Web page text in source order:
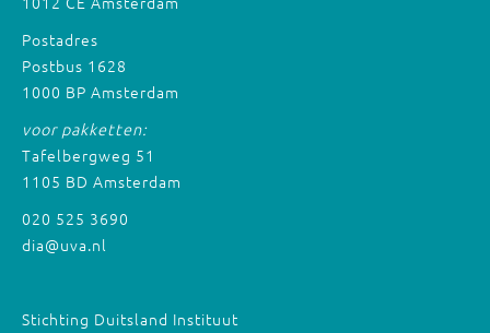
Postadres
Postbus 1628
1000 BP Amsterdam
voor pakketten:
Tafelbergweg 51
1105 BD Amsterdam
020 525 3690
dia@uva.nl
Stichting Duitsland Instituut